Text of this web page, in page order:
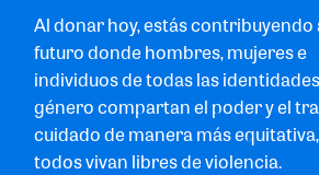
Al donar hoy, estás contribuyendo
futuro donde hombres, mujeres e
individuos de todas las
género compartan el poder y el
cuidado de manera más
todos vivan libres de violencia.